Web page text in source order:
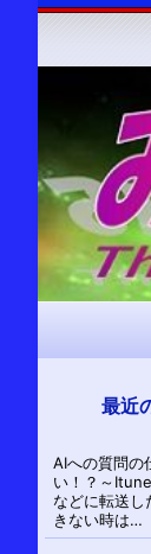
ゲ
ー
シ
最近
AIへの質問の
い！？～
などに転送し
きない時は…